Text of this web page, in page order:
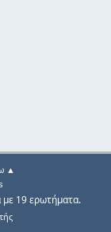
▲
με 19 ερωτήματα.